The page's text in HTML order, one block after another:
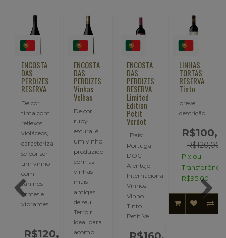
ENCOSTA
DAS
PERDIZES
RESERVA
De cor
tinta com
reflexos
violáceos,
caracteriza-
se por ser
um vinho
com
taninos
firmes e
vibrantes
R$120,00
ENCOSTA
DAS
PERDIZES
Vinhas
Velhas
De cor
ruby
escura, é
um vinho
produzido
com as
vinhas
mais
antigas
de seu
Terroir.
Ideal para
acomp..
ENCOSTA
DAS
PERDIZES
RESERVA
Limited
Edition
Petit
Verdot
País:
Portugal
DOC
Alentejo
Internacional
Vinhos
Vinho
Tinto
Petit Ve..
LINHAS
TORTAS
RESERVA
Tinto
breve
descrição..
R$120,00
Pix ou
R$95,00